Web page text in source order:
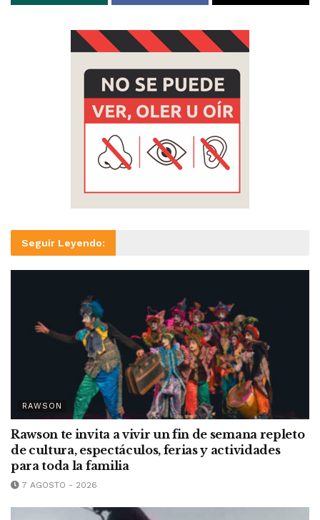
Seguir Leyendo:
RAWSON
Rawson te invita a vivir un fin de semana repleto
de cultura, espectáculos, ferias y actividades
para toda la familia
7 AGOSTO - 2026